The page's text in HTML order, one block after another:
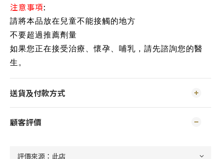
注意事項:
請將本品放在兒童不能接觸的地方
不要超過推薦劑量
如果您正在接受治療、懷孕、哺乳，請先諮詢您的醫
生。
送貨及付款方式
顧客評價